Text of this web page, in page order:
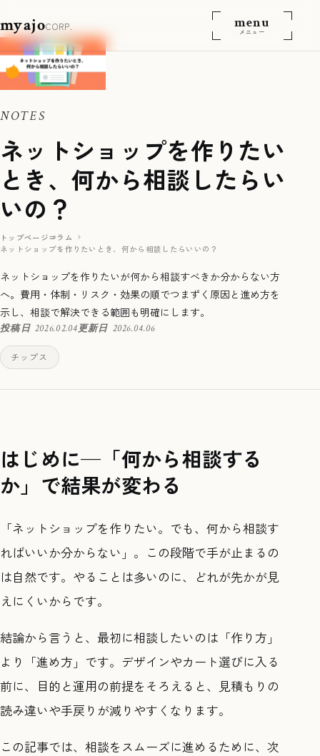
myajoCORP. menu
メニュー
NOTES
ネットショップを作りたい
とき、何から相談したらい
いの？
トップページコラム
ネットショップを作りたいとき、何から相談したらいいの？
ネットショップを作りたいが何から相談すべきか分からない方
へ。費用・体制・リスク・効果の順でつまずく原因と進め方を
示し、相談で解決できる範囲も明確にします。
投稿日 2026.02.04更新日 2026.04.06
チップス
はじめに—「何から相談する
か」で結果が変わる
「ネットショップを作りたい。でも、何から相談す
ればいいか分からない」。この段階で手が止まるの
は自然です。やることは多いのに、どれが先かが見
えにくいからです。
結論から言うと、最初に相談したいのは「作り方」
より「進め方」です。デザインやカート選びに入る
前に、目的と運用の前提をそろえると、見積もりの
読み違いや手戻りが減りやすくなります。
この記事では、相談をスムーズに進めるために、次